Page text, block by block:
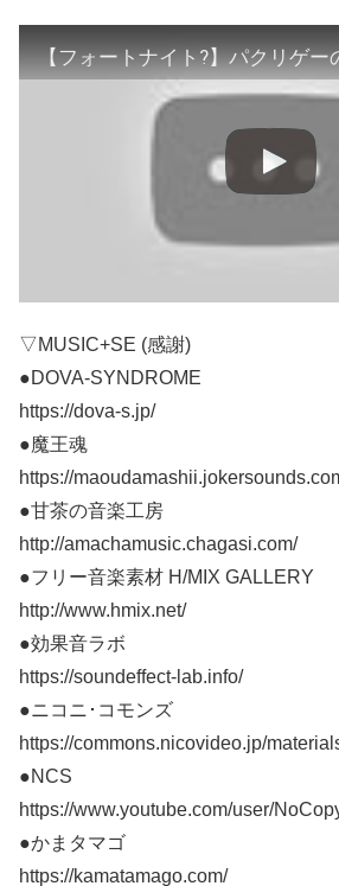
▽MUSIC+SE (感謝)
●DOVA-SYNDROME
https://dova-s.jp/
●魔王魂
https://
●甘茶の音楽工房
http://amachamusic.chagasi.com/
●フリー音楽素材 H/MIX GALLERY
http://www.hmix.net/
●効果音ラボ
https://soundeffect-lab.info/
●ニコニ･コモンズ
https://commons.nicovideo.jp/
●NCS
https://www.youtube.com/user/
●かまタマゴ
https://kamatamago.com/